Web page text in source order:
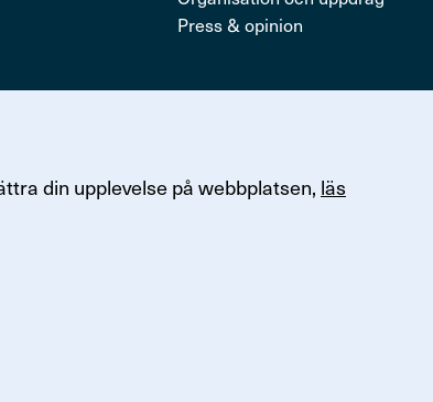
din upplevelse på webbplatsen, läs
Press & opinion